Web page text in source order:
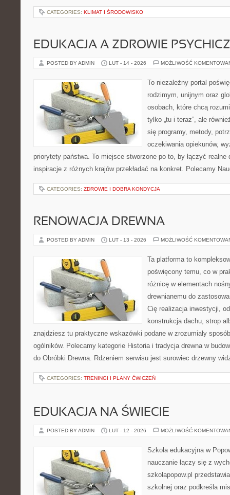
CATEGORIES: KLIMAT I ŚRODOWISKO
EDUKACJA A ZDROWIE
POSTED BY ADMIN LUT - 14 - 2026 MOŻLIWOŚĆ
To niezależny portal
rodzimym, unijnym oraz
osobach, które chcą
tylko „tu i teraz”, ale
się programy, metody,
oczekiwania opiekunów,
priorytety państwa. To miejsce stworzone po to, by łączyć
inspiracje z różnych krajów przekładać na konkret. Polecamy
CATEGORIES: ZDROWIE I DOBRA KONDYCJA
RENOWACJA DREWNA
POSTED BY ADMIN LUT - 13 - 2026 MOŻLIWOŚĆ
Ta platforma to
poświęcony temu, co w
różnicę w elementach
drewnianemu do
Cię realizacja inwestycji,
konstrukcja dachu, strop
znajdziesz tu praktyczne wskazówki podane w zrozumiały
ogólników. Polecamy kategorie Historia i tradycja drewna w
do Obróbki Drewna. Rdzeniem serwisu jest surowiec drzewny
CATEGORIES: TRENINGI I PLANY ĆWICZEŃ
EDUKACJA NA ŚWIECIE
POSTED BY ADMIN LUT - 12 - 2026 MOŻLIWOŚĆ
Szkoła edukacyjna w
nauczanie łączy się z
szkolapopow.pl
szkolnej oraz podkreśla